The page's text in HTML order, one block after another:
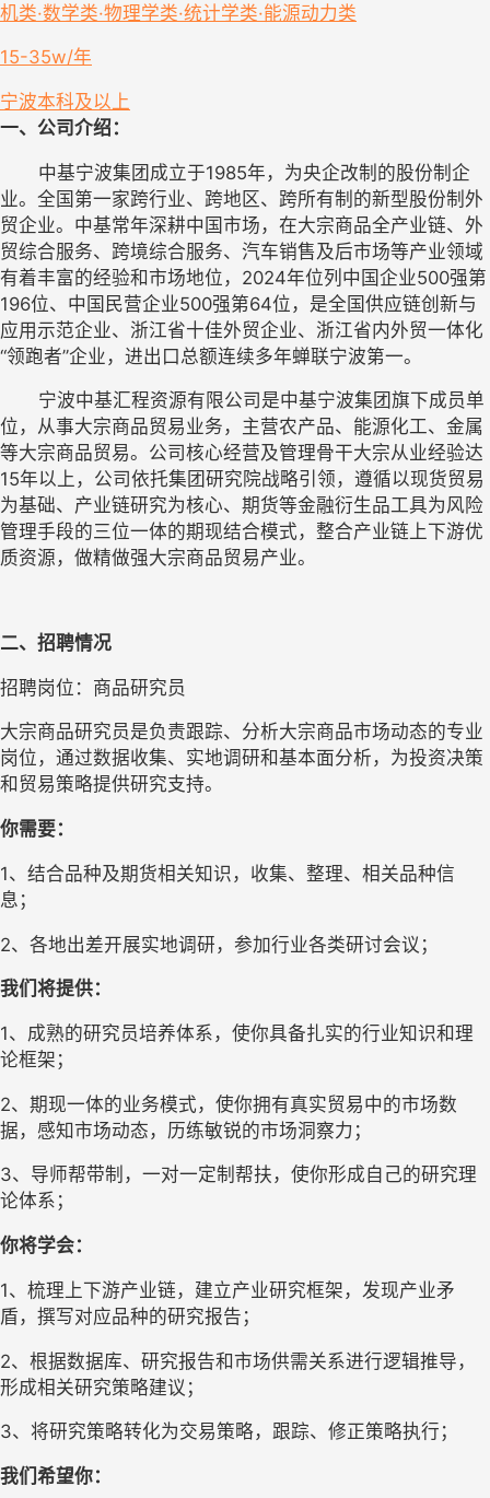
机类·数学类·物理学类·统计学类·能源动力类
15-35w/年
宁波本科及以上
一、公司介绍：
中基宁波集团成立于1985年，为央企改制的股份制企
业。全国第一家跨行业、跨地区、跨所有制的新型股份制外
贸企业。中基常年深耕中国市场，在大宗商品全产业链、外
贸综合服务、跨境综合服务、汽车销售及后市场等产业领域
有着丰富的经验和市场地位，2024年位列中国企业500强第
196位、中国民营企业500强第64位，是全国供应链创新与
应用示范企业、浙江省十佳外贸企业、浙江省内外贸一体化
“领跑者”企业，进出口总额连续多年蝉联宁波第一。
宁波中基汇程资源有限公司是中基宁波集团旗下成员单
位，从事大宗商品贸易业务，主营农产品、能源化工、金属
等大宗商品贸易。公司核心经营及管理骨干大宗从业经验达
15年以上，公司依托集团研究院战略引领，遵循以现货贸易
为基础、产业链研究为核心、期货等金融衍生品工具为风险
管理手段的三位一体的期现结合模式，整合产业链上下游优
质资源，做精做强大宗商品贸易产业。
二、招聘情况
招聘岗位：商品研究员
大宗商品研究员是负责跟踪、分析大宗商品市场动态的专业
岗位，通过数据收集、实地调研和基本面分析，为投资决策
和贸易策略提供研究支持。
你需要：
1、结合品种及期货相关知识，收集、整理、相关品种信
息；
2、各地出差开展实地调研，参加行业各类研讨会议；
我们将提供：
1、成熟的研究员培养体系，使你具备扎实的行业知识和理
论框架；
2、期现一体的业务模式，使你拥有真实贸易中的市场数
据，感知市场动态，历练敏锐的市场洞察力；
3、导师帮带制，一对一定制帮扶，使你形成自己的研究理
论体系；
你将学会：
1、梳理上下游产业链，建立产业研究框架，发现产业矛
盾，撰写对应品种的研究报告；
2、根据数据库、研究报告和市场供需关系进行逻辑推导，
形成相关研究策略建议；
3、将研究策略转化为交易策略，跟踪、修正策略执行；
我们希望你：